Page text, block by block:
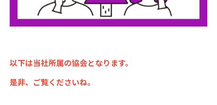
以下は当社所属の協会となります。
是非、ご覧くださいね。